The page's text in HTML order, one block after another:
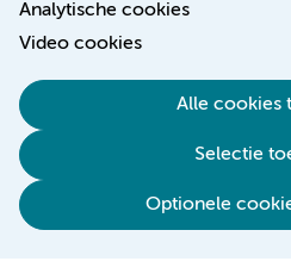
Analytische cookies
Video cookies
Alle cookies
Selectie
Optionele
Toegankelijkheidsverklaring
Responsible disclosure